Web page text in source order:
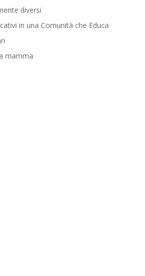
diversi
in una Comunità che Educa
mamma